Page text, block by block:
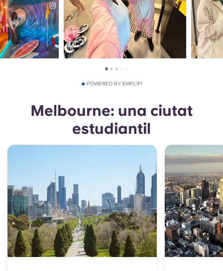
POWERED BY EMPLIFI
Melbourne: una ciutat
estudiantil